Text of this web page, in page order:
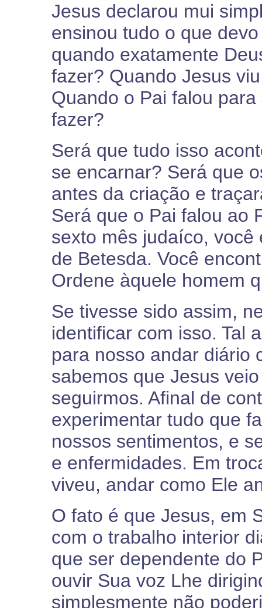
Jesus declarou mui
ensinou tudo o que
quando exatamente
fazer? Quando Jesus
Quando o Pai falou
fazer?
Será que tudo isso
se encarnar? Será que
antes da criação e
Será que o Pai falou ao
sexto mês judaíco,
de Betesda. Você
Ordene àquele homem
Se tivesse sido assim,
identificar com isso. Tal
para nosso andar diário
sabemos que Jesus
seguirmos. Afinal de
experimentar tudo que
nossos sentimentos, e
e enfermidades. Em
viveu, andar como Ele
O fato é que Jesus, em
com o trabalho interior
que ser dependente do
ouvir Sua voz Lhe
simplesmente não